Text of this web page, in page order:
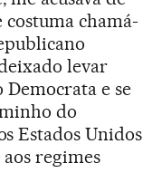
costuma chamá-
levar
e se
do
Estados Unidos
regimes